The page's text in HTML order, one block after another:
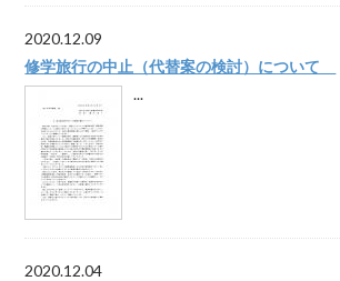
2020.12.09
修学旅行の中止（代替案の検討）について
...
2020.12.04